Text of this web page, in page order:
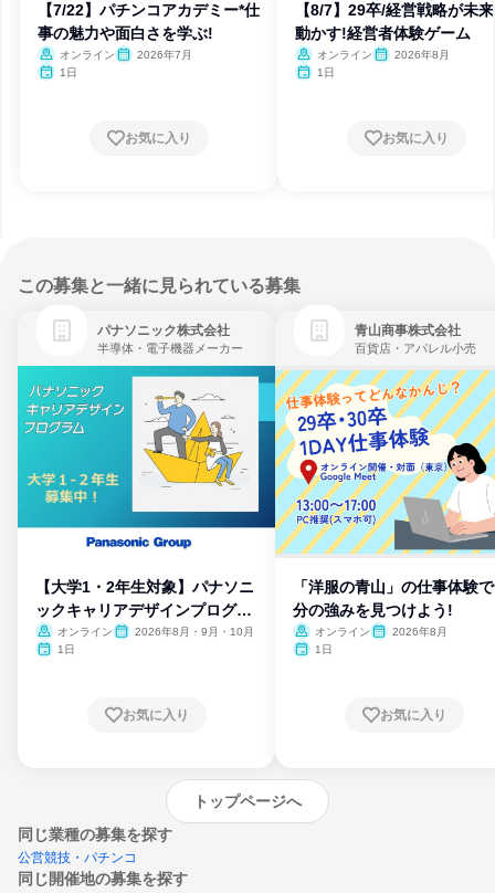
【7/22】パチンコアカデミー*仕
事の魅力や面白さを学ぶ!
オンライン
2026年7月
1日
お気に入り
【8/7】29卒/経営戦略が未
動かす!経営者体験ゲーム
オンライン
2026年8月
1日
お気に入り
この募集と一緒に見られている募集
パナソニック株式会社
半導体・電子機器メーカー
【大学1・2年生対象】パナソニ
ックキャリアデザインプログラ
ム
オンライン
2026年8月・9月・10月
1日
お気に入り
青山商事株式会社
百貨店・アパレル小売
「洋服の青山」の仕事体験
分の強みを見つけよう!
オンライン
2026年8月
1日
お気に入り
トップページへ
同じ業種の募集を探す
公営競技・パチンコ
同じ開催地の募集を探す